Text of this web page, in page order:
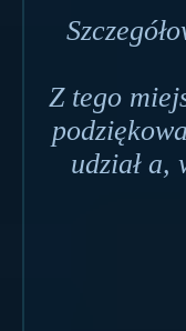
Z tego
udział a,